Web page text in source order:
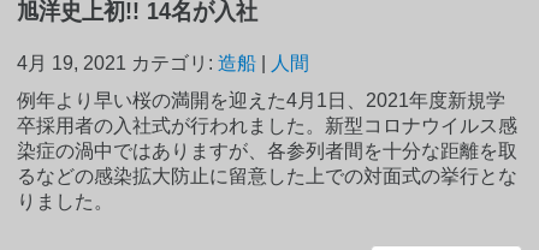
旭洋史上初!! 14名が入社
4月 19, 2021 カテゴリ:造船
人間
例年より早い桜の満開を迎えた4月1日、2021年度新規学
卒採用者の入社式が行われました。新型コロナウイルス感
染症の渦中ではありますが、各参列者間を十分な距離を取
るなどの感染拡大防止に留意した上での対面式の挙行とな
りました。